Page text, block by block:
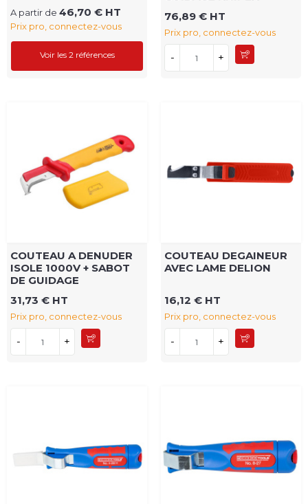
A partir de 46,70 € HT
Prix pro, connectez-vous
Voir les 2 références
76,89 € HT
Prix pro, connectez-vous
- +
COUTEAU A DENUDER
ISOLE 1000V + SABOT
DE GUIDAGE
31,73 € HT
Prix pro, connectez-vous
- +
COUTEAU DEGAINEUR
AVEC LAME DELION
16,12 € HT
Prix pro, connectez-vous
- +